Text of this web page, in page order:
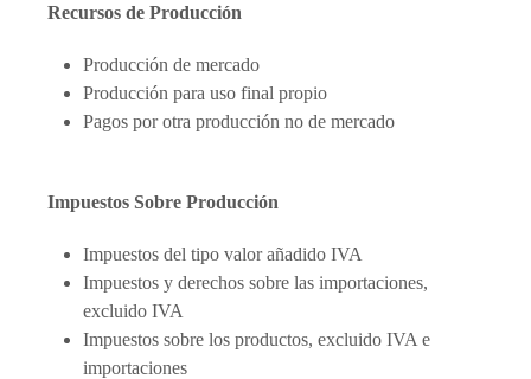
Recursos de Producción
Producción de mercado
Producción para uso final propio
Pagos por otra producción no de mercado
Impuestos Sobre Producción
Impuestos del tipo valor añadido IVA
Impuestos y derechos sobre las importaciones,
excluido IVA
Impuestos sobre los productos, excluido IVA e
importaciones